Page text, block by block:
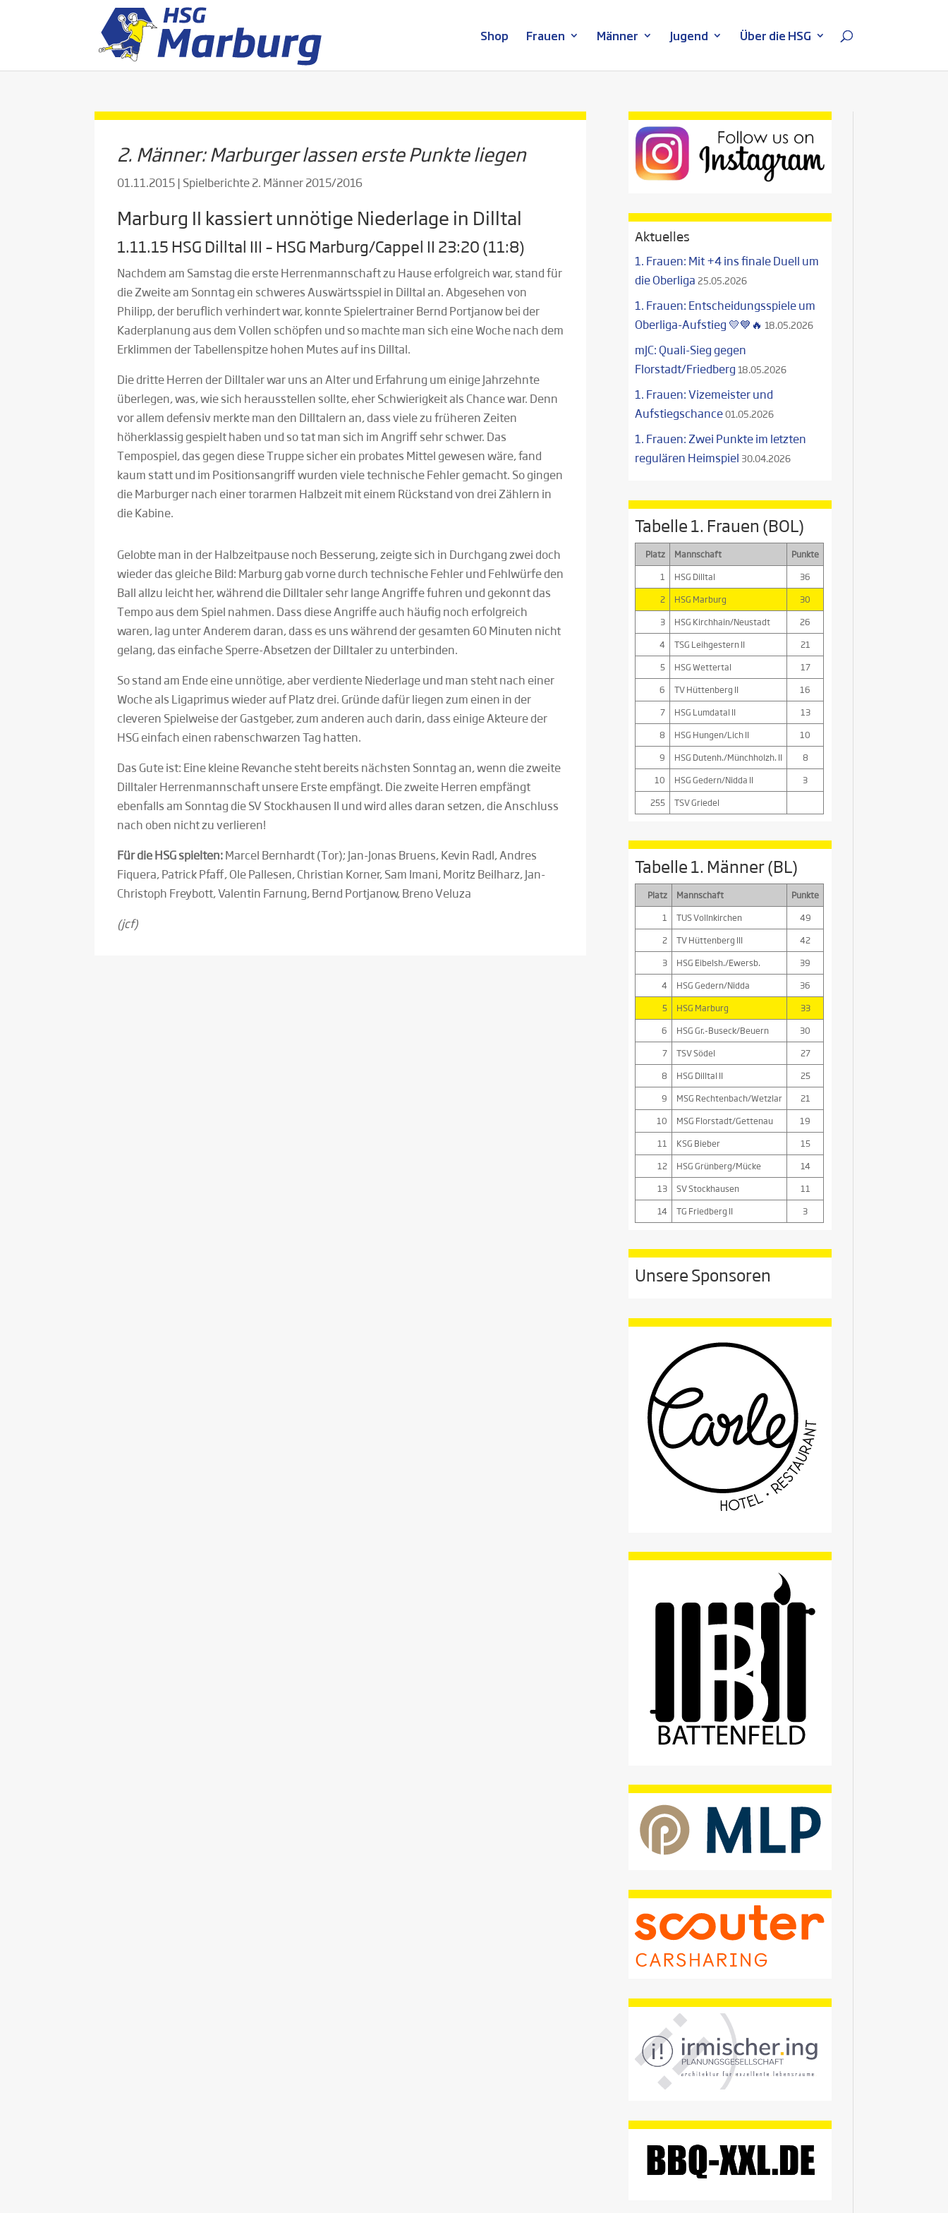
Shop Frauen Männer Jugend Über die HSG
2. Männer: Marburger lassen erste Punkte liegen
01.11.2015| Spielberichte 2. Männer 2015/2016
Marburg II kassiert unnötige Niederlage in Dilltal
1.11.15 HSG Dilltal III – HSG Marburg/Cappel II 23:20 (11:8)
Nachdem am Samstag die erste Herrenmannschaft zu Hause erfolgreich war, stand für
die Zweite am Sonntag ein schweres Auswärtsspiel in Dilltal an. Abgesehen von
Philipp, der beruflich verhindert war, konnte Spielertrainer Bernd Portjanow bei der
Kaderplanung aus dem Vollen schöpfen und so machte man sich eine Woche nach dem
Erklimmen der Tabellenspitze hohen Mutes auf ins Dilltal.
Die dritte Herren der Dilltaler war uns an Alter und Erfahrung um einige Jahrzehnte
überlegen, was, wie sich herausstellen sollte, eher Schwierigkeit als Chance war. Denn
vor allem defensiv merkte man den Dilltalern an, dass viele zu früheren Zeiten
höherklassig gespielt haben und so tat man sich im Angriff sehr schwer. Das
Tempospiel, das gegen diese Truppe sicher ein probates Mittel gewesen wäre, fand
kaum statt und im Positionsangriff wurden viele technische Fehler gemacht. So gingen
die Marburger nach einer torarmen Halbzeit mit einem Rückstand von drei Zählern in
die Kabine.
Gelobte man in der Halbzeitpause noch Besserung, zeigte sich in Durchgang zwei doch
wieder das gleiche Bild: Marburg gab vorne durch technische Fehler und Fehlwürfe den
Ball allzu leicht her, während die Dilltaler sehr lange Angriffe fuhren und gekonnt das
Tempo aus dem Spiel nahmen. Dass diese Angriffe auch häufig noch erfolgreich
waren, lag unter Anderem daran, dass es uns während der gesamten 60 Minuten nicht
gelang, das einfache Sperre-Absetzen der Dilltaler zu unterbinden.
So stand am Ende eine unnötige, aber verdiente Niederlage und man steht nach einer
Woche als Ligaprimus wieder auf Platz drei. Gründe dafür liegen zum einen in der
cleveren Spielweise der Gastgeber, zum anderen auch darin, dass einige Akteure der
HSG einfach einen rabenschwarzen Tag hatten.
Das Gute ist: Eine kleine Revanche steht bereits nächsten Sonntag an, wenn die zweite
Dilltaler Herrenmannschaft unsere Erste empfängt. Die zweite Herren empfängt
ebenfalls am Sonntag die SV Stockhausen II und wird alles daran setzen, die Anschluss
nach oben nicht zu verlieren!
Für die HSG spielten:Marcel Bernhardt (Tor); Jan-Jonas Bruens, Kevin Radl, Andres
Fiquera, Patrick Pfaff, Ole Pallesen, Christian Korner, Sam Imani, Moritz Beilharz, Jan-
Christoph Freybott, Valentin Farnung, Bernd Portjanow, Breno Veluza
(jcf)
Aktuelles
1. Frauen: Mit +4 ins finale Duell um
die Oberliga 25.05.2026
1. Frauen: Entscheidungsspiele um
Oberliga-Aufstieg 💛💙🔥 18.05.2026
mJC: Quali-Sieg gegen
Florstadt/Friedberg 18.05.2026
1. Frauen: Vizemeister und
Aufstiegschance01.05.2026
1. Frauen: Zwei Punkte im letzten
regulären Heimspiel 30.04.2026
Tabelle 1. Frauen (BOL)
Platz Mannschaft
Punkte
1
HSG Dilltal
36
2
HSG Marburg
30
3
HSG Kirchhain/Neustadt
26
4
TSG Leihgestern II
21
5
HSG Wettertal
17
6
TV Hüttenberg II
16
7
HSG Lumdatal II
13
8
HSG Hungen/Lich II
10
9
HSG Dutenh./Münchholzh. II
8
10
HSG Gedern/Nidda II
3
255
TSV Griedel
Tabelle 1. Männer (BL)
Platz Mannschaft
Punkte
1
TUS Vollnkirchen
49
2
TV Hüttenberg III
42
3
HSG Eibelsh./Ewersb.
39
4
HSG Gedern/Nidda
36
5
HSG Marburg
33
6
HSG Gr.-Buseck/Beuern
30
7
TSV Södel
27
8
HSG Dilltal II
25
9
MSG Rechtenbach/Wetzlar
21
10
MSG Florstadt/Gettenau
19
11
KSG Bieber
15
12
HSG Grünberg/Mücke
14
13
SV Stockhausen
11
14
TG Friedberg II 3
Unsere Sponsoren